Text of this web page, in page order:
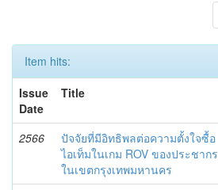
Item hits:
Issue
Date
Title
2566
ปัจจัยที่มีอิทธิพลต่อความตั้งใจซื้อ
ไอเท็มในเกม ROV ของประชากร
ในเขตกรุงเทพมหานคร